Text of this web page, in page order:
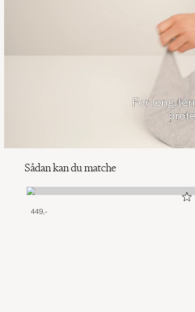
Sådan kan du matche
449,-